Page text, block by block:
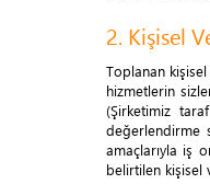
2. Kişisel
Toplanan
hizmetlerin
(Şirketimiz
değerlendirme
amaçlarıyla iş
belirtilen kişisel